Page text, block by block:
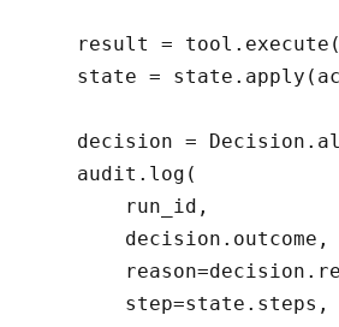
result =
state =
decision =
    audit.log(
        run_id,
        decision.outcome,
        step=state.steps,